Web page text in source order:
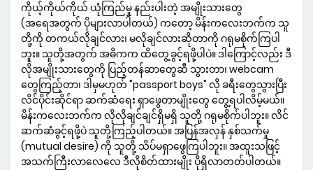
ကိုယ့်ကိုယ်ကိုယ် ယုံကြည်မှု နည်းပါးတဲ့ အမျိုးသားတွေ
(အရေအတွက် ပိုများလာပါတယ်) ကတော့ မိန်းကလေးဘက်က သူ
တို့ကို တကယ်လိုချင်လား၊ မလိုချင်လားဆိုတာကို ဂရုမစိုက်ကြပါ
ဘူး။ သူတို့အတွက် အဓိကက ထိတွေ့ခွင့်ရဖို့ပါပဲ။ ဒါကြောင့်လည်း ဒီ
လိုအမျိုးသားတွေကို ပြည့်တန်ဆာတွေဆီ သွားတာ၊ webcam
တွေကြည့်တာ၊ ဒါမှမဟုတ် "passport boys" လို ခရီးတွေသွားပြီး
လိင်ပိုင်းဆိုင်ရာ ဆက်ဆံရေး ရှာဖွေတာမျိုးတွေ တွေ့ရပါလိမ့်မယ်။
မိန်းကလေးဘက်က လိုလိုချင်ချင်ရှိမရှိ သူတို့ ဂရုမစိုက်ပါဘူး။ လိင်
ဆက်ဆံခွင့်ရဖို့ပဲ သူတို့ကြည့်ပါတယ်။ အပြန်အလှန် နှစ်သက်မှု
(mutual desire) ကို သူတို့ သိပ်မရှာဖွေကြပါဘူး။ အထူးသဖြင့်
အသက်ကြီးလာလေလေ ဒီလိုစိတ်ထားမျိုး ပိုရှိလာတတ်ပါတယ်။